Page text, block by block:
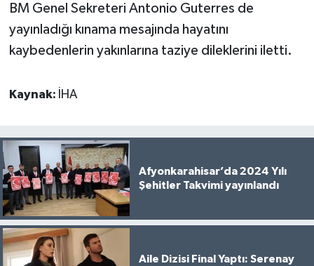
BM Genel Sekreteri Antonio Guterres de
yayınladığı kınama mesajında hayatını
kaybedenlerin yakınlarına taziye dileklerini iletti.
Kaynak: İHA
Afyonkarahisar’da 2024 Yılı
Şehitler Takvimi yayınlandı
Aile Dizisi Final Yaptı: Serenay